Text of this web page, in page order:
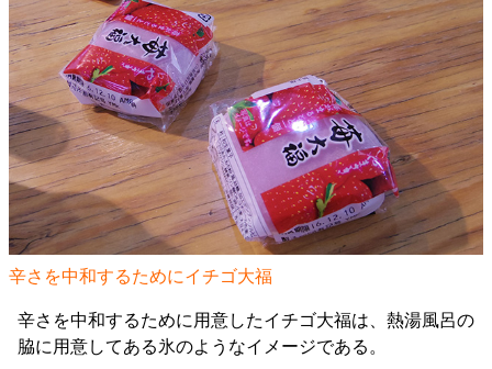
辛さを中和するためにイチゴ大福
辛さを中和するために用意したイチゴ大福は、熱湯風呂の
脇に用意してある氷のようなイメージである。